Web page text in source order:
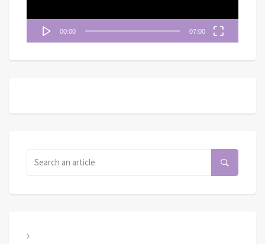
00:00 07:00